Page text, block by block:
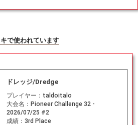
で使われています
ドレッジ/Dredge
プレイヤー： taldoitalo
大会名： Pioneer Challenge 32 -
2026/07/25 #2
成績： 3rd Place